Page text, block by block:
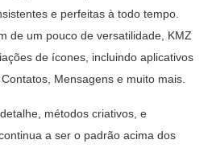
e perfeitas à todo tempo.
de um pouco de versatilidade, KMZ
de ícones, incluindo aplicativos
Mensagens e muito mais.
métodos criativos, e
a ser o padrão acima dos